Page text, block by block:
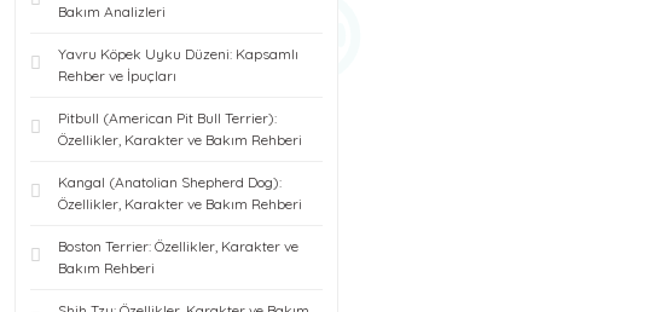
Bakım Analizleri
Yavru Köpek Uyku Düzeni: Kapsamlı
Rehber ve İpuçları
Pitbull (American Pit Bull Terrier):
Özellikler, Karakter ve Bakım Rehberi
Kangal (Anatolian Shepherd Dog):
Özellikler, Karakter ve Bakım Rehberi
Boston Terrier: Özellikler, Karakter ve
Bakım Rehberi